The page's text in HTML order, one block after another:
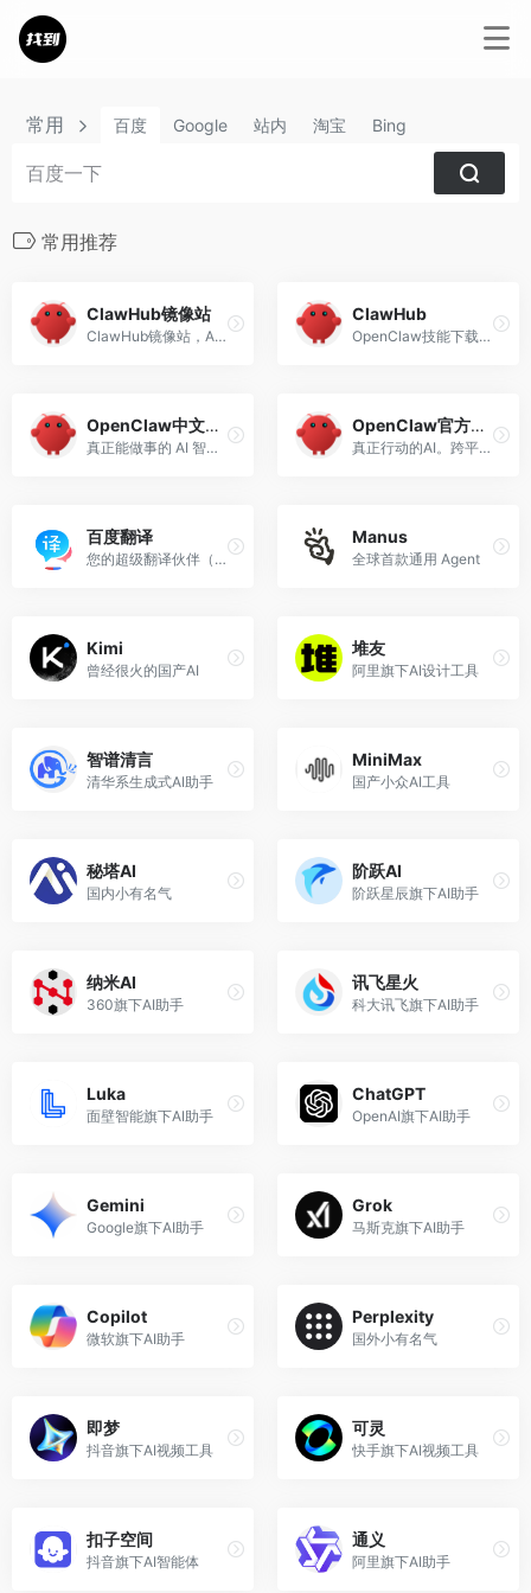
常用 百度 Google 站内 淘宝 Bing
常用推荐
ClawHub镜像站
ClawHub镜像站，Agents的Skill仓库
ClawHub
OpenClaw技能下载中心
OpenClaw中文社区
真正能做事的 AI 智能体
OpenClaw官方网站
真正行动的AI。跨平台个人助理。
百度翻译
您的超级翻译伙伴（文本、文档翻译）
Manus
全球首款通用 Agent
Kimi
曾经很火的国产AI
堆友
阿里旗下AI设计工具
智谱清言
清华系生成式AI助手
MiniMax
国产小众AI工具
秘塔AI
国内小有名气
阶跃AI
阶跃星辰旗下AI助手
纳米AI
360旗下AI助手
讯飞星火
科大讯飞旗下AI助手
Luka
面壁智能旗下AI助手
ChatGPT
OpenAI旗下AI助手
Gemini
Google旗下AI助手
Grok
马斯克旗下AI助手
Copilot
微软旗下AI助手
Perplexity
国外小有名气
即梦
抖音旗下AI视频工具
可灵
快手旗下AI视频工具
扣子空间
抖音旗下AI智能体
通义
阿里旗下AI助手